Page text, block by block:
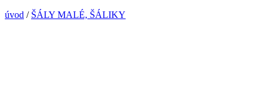
úvod / ŠÁLY MALÉ, ŠÁLIKY